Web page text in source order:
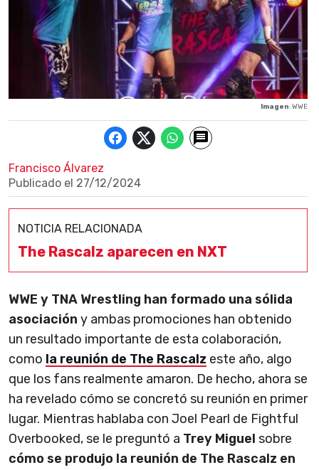
Imagen: WWE
Francisco Álvarez
Publicado el 27/12/2024
NOTICIA RELACIONADA
The Rascalz aparecen en NXT
WWE y TNA Wrestling han formado una sólida
asociación y ambas promociones han obtenido
un resultado importante de esta colaboración,
como la reunión de The Rascalz este año, algo
que los fans realmente amaron. De hecho, ahora se
ha revelado cómo se concretó su reunión en primer
lugar. Mientras hablaba con Joel Pearl de Fightful
Overbooked, se le preguntó a Trey Miguel sobre
cómo se produjo la reunión de The Rascalz en